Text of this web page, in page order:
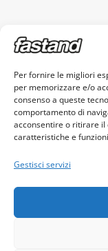
Per fornire le migliori
per memorizzare e/o
consenso a queste
comportamento di
acconsentire o ritirare il
caratteristiche e
Gestisci servizi